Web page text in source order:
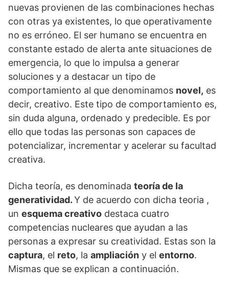
nuevas provienen de las combinaciones hechas
con otras ya existentes, lo que operativamente
no es erróneo. El ser humano se encuentra en
constante estado de alerta ante situaciones de
emergencia, lo que lo impulsa a generar
soluciones y a destacar un tipo de
comportamiento al que denominamos novel, es
decir, creativo. Este tipo de comportamiento es,
sin duda alguna, ordenado y predecible. Es por
ello que todas las personas son capaces de
potencializar, incrementar y acelerar su facultad
creativa.
Dicha teoría, es denominada teoría de la
generatividad.Y de acuerdo con dicha teoria ,
un esquema creativo destaca cuatro
competencias nucleares que ayudan a las
personas a expresar su creatividad. Estas son la
captura, el reto, la ampliación y el entorno.
Mismas que se explican a continuación.